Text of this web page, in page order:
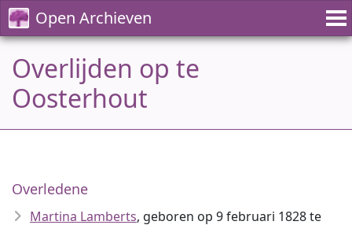
Open Archieven
Overlijden op te
Oosterhout
Overledene
Martina Lamberts, geboren op 9 februari 1828 te